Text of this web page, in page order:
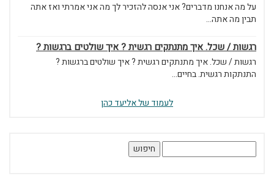
על מה אנחנו מדברים? אני אנסה להזכיר לך מה אני אמרתי ואז אתה
תבין מה אתה...
רגשות / שכל. איך מתנתקים רגשית ? איך שולטים ברגשות ?
רגשות / שכל. איך מתנתקים רגשית ? איך שולטים ברגשות ?
התנתקות רגשית. בחיים...
לעמוד של אליעד כהן